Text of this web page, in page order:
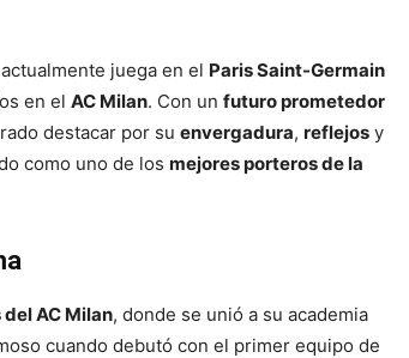
juega en el Paris Saint-Germain
en el AC Milan. Con un futuro prometedor
destacar por su envergadura, reflejos y
como uno de los mejores porteros de la
AC Milan, donde se unió a su academia
cuando debutó con el primer equipo de